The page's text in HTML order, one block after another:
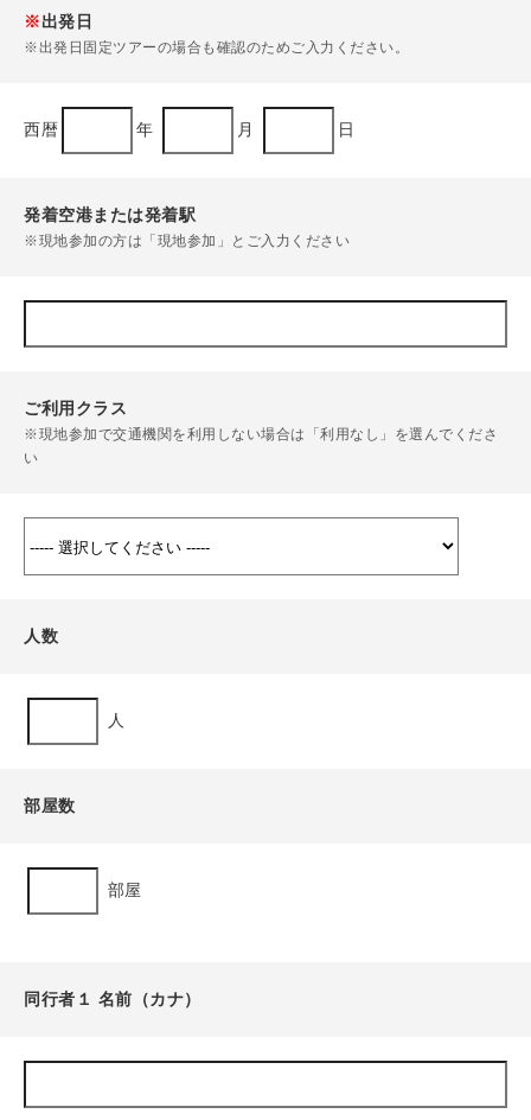
※出発日
※出発日固定ツアーの場合も確認のためご入力ください。
西暦 年 月 日
発着空港または発着駅
※現地参加の方は「現地参加」とご入力ください
ご利用クラス
※現地参加で交通機関を利用しない場合は「利用なし」を選んでくださ
い
人数
人
部屋数
部屋
同行者１ 名前（カナ）